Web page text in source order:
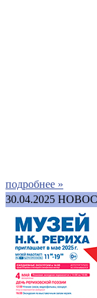
подробнее »
30.04.2025